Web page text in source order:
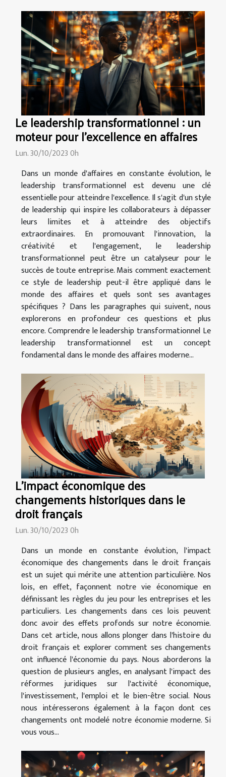
Le leadership transformationnel : un
moteur pour l'excellence en affaires
Lun. 30/10/2023 0h
Dans un monde d'affaires en constante évolution, le
leadership transformationnel est devenu une clé
essentielle pour atteindre l'excellence. Il s'agit d'un style
de leadership qui inspire les collaborateurs à dépasser
leurs limites et à atteindre des objectifs
extraordinaires. En promouvant l'innovation, la
créativité et l'engagement, le leadership
transformationnel peut être un catalyseur pour le
succès de toute entreprise. Mais comment exactement
ce style de leadership peut-il être appliqué dans le
monde des affaires et quels sont ses avantages
spécifiques ? Dans les paragraphes qui suivent, nous
explorerons en profondeur ces questions et plus
encore. Comprendre le leadership transformationnel Le
leadership transformationnel est un concept
fondamental dans le monde des affaires moderne...
L'impact économique des
changements historiques dans le
droit français
Lun. 30/10/2023 0h
Dans un monde en constante évolution, l'impact
économique des changements dans le droit français
est un sujet qui mérite une attention particulière. Nos
lois, en effet, façonnent notre vie économique en
définissant les règles du jeu pour les entreprises et les
particuliers. Les changements dans ces lois peuvent
donc avoir des effets profonds sur notre économie.
Dans cet article, nous allons plonger dans l'histoire du
droit français et explorer comment ses changements
ont influencé l'économie du pays. Nous aborderons la
question de plusieurs angles, en analysant l'impact des
réformes juridiques sur l'activité économique,
l'investissement, l'emploi et le bien-être social. Nous
nous intéresserons également à la façon dont ces
changements ont modelé notre économie moderne. Si
vous vous...